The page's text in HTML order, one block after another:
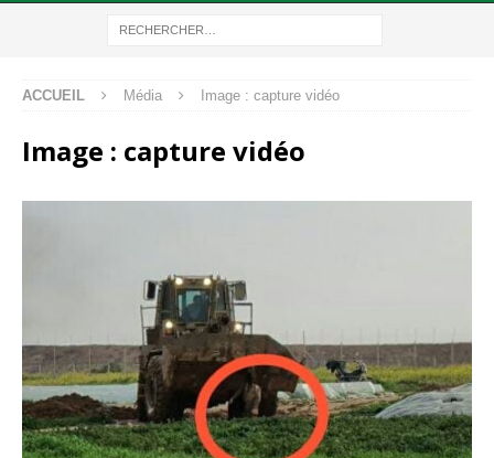
ACCUEIL Média Image : capture vidéo
Image : capture vidéo